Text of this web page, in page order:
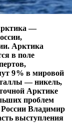
—
Арктика
в поле
9 % в мировой
— никель,
Арктике
проблем
Владимир
выступления